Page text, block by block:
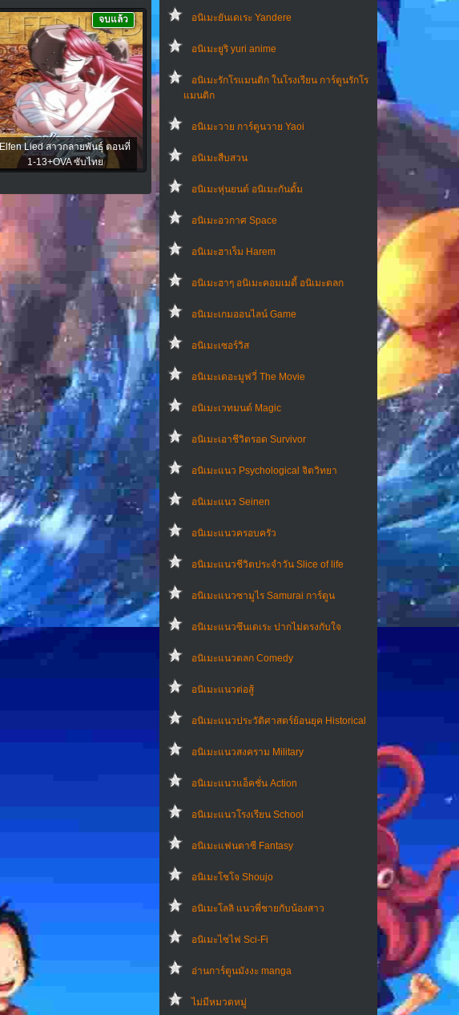
อนิเมะยันเดเระ Yandere
อนิเมะยูริ yuri anime
อนิเมะรักโรแมนติก ในโรงเรียน การ์ตูนรักโร
แมนติก
อนิเมะวาย การ์ตูนวาย Yaoi
อนิเมะสืบสวน
อนิเมะหุ่นยนต์ อนิเมะกันดั้ม
อนิเมะอวกาศ Space
อนิเมะฮาเร็ม Harem
อนิเมะฮาๆ อนิเมะคอมเมดี้ อนิเมะตลก
อนิเมะเกมออนไลน์ Game
อนิเมะเซอร์วิส
อนิเมะเดอะมูฟวี่ The Movie
อนิเมะเวทมนต์ Magic
อนิเมะเอาชีวิตรอด Survivor
อนิเมะแนว Psychological จิตวิทยา
อนิเมะแนว Seinen
อนิเมะแนวครอบครัว
อนิเมะแนวชีวิตประจําวัน Slice of life
อนิเมะแนวซามูไร Samurai การ์ตูน
อนิเมะแนวซึนเดเระ ปากไม่ตรงกับใจ
อนิเมะแนวตลก Comedy
อนิเมะแนวต่อสู้
อนิเมะแนวประวัติศาสตร์ย้อนยุค Historical
อนิเมะแนวสงคราม Military
อนิเมะแนวแอ็คชั่น Action
อนิเมะแนวโรงเรียน School
อนิเมะแฟนตาซี Fantasy
อนิเมะโชโจ Shoujo
อนิเมะโลลิ แนวพี่ชายกับน้องสาว
อนิเมะไซไฟ Sci-Fi
อ่านการ์ตูนมังงะ manga
ไม่มีหมวดหมู่
Elfen Lied สาวกลายพันธุ์ ตอนที่
1-13+OVA ซับไทย
จบแล้ว